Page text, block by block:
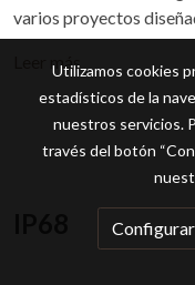
varios proyectos
Leer másUtilizamos cookies
estadísticos de la
nuestros servicios.
través del botón
Configurar